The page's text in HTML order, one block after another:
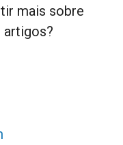
mais sobre
artigos?